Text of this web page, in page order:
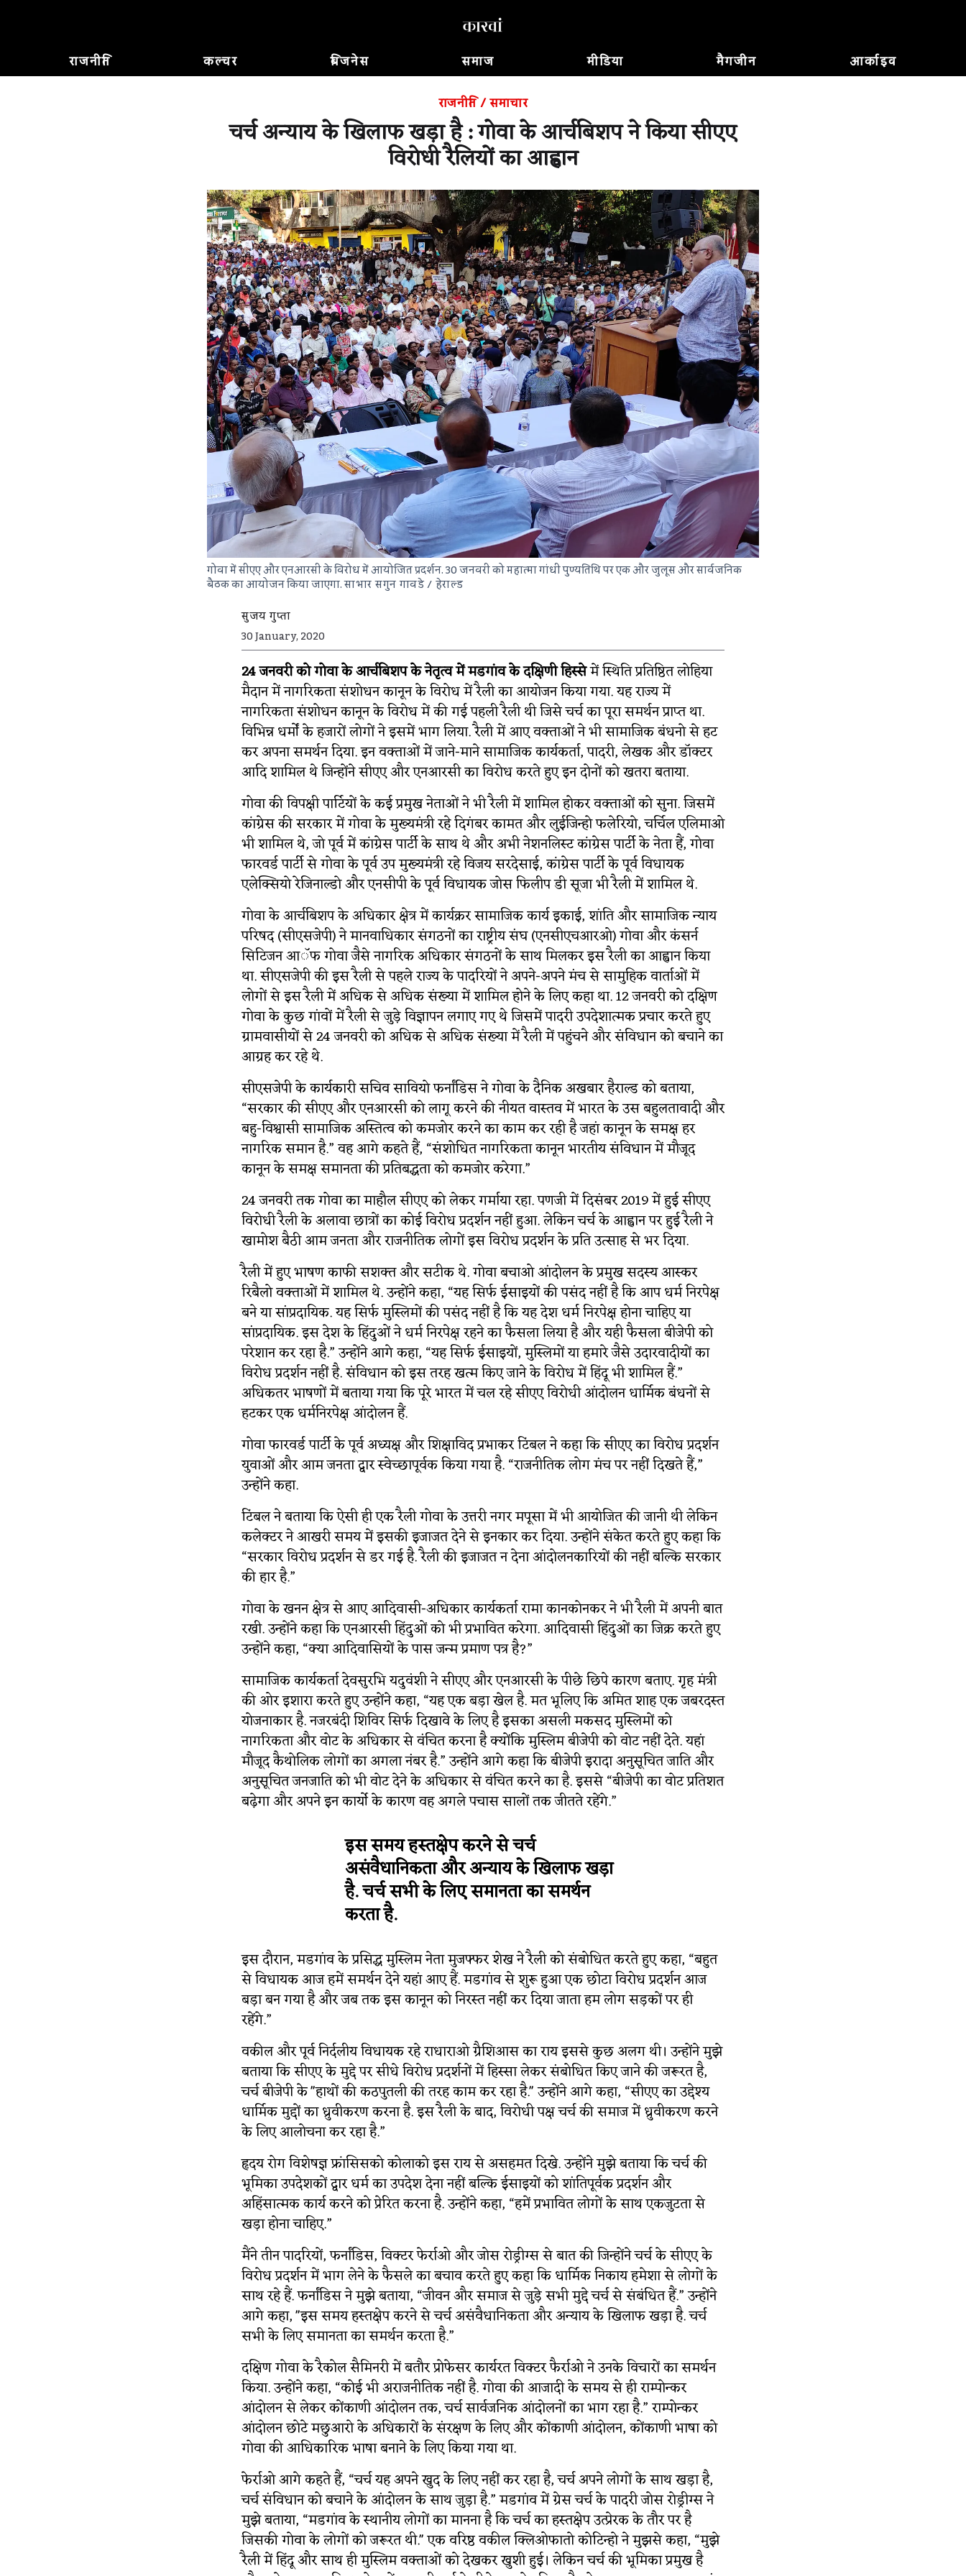
राजनीति कल्चर बिजनेस समाज मीडिया मैगजीन
आर्काइव
राजनीति/समाचार
चर्च अन्याय के खिलाफ खड़ा है : गोवा के आर्चबिशप ने किया सीएए
विरोधी रैलियों का आह्वान
गोवा में सीएए और एनआरसी के विरोध में आयोजित प्रदर्शन. 30 जनवरी को महात्मा गांधी पुण्यतिथि पर एक और जुलूस और सार्वजनिक
बैठक का आयोजन किया जाएगा.साभार सगुन गावडे / हेराल्ड
सुजय गुप्ता
30 January, 2020
24 जनवरी को गोवा के आर्चबिशप के नेतृत्व में मडगांव के दक्षिणी हिस्सेमें स्थिति प्रतिष्ठित लोहिया
मैदान में नागरिकता संशोधन कानून के विरोध में रैली का आयोजन किया गया. यह राज्य में
नागरिकता संशोधन कानून के विरोध में की गई पहली रैली थी जिसे चर्च का पूरा समर्थन प्राप्त था.
विभिन्न धर्मों के हजारों लोगों ने इसमें भाग लिया. रैली में आए वक्ताओं ने भी सामाजिक बंधनो से हट
कर अपना समर्थन दिया. इन वक्ताओं में जाने-माने सामाजिक कार्यकर्ता, पादरी, लेखक और डॉक्टर
आदि शामिल थे जिन्होंने सीएए और एनआरसी का विरोध करते हुए इन दोनों को खतरा बताया.
गोवा की विपक्षी पार्टियों के कई प्रमुख नेताओं ने भी रैली में शामिल होकर वक्ताओं को सुना. जिसमें
कांग्रेस की सरकार में गोवा के मुख्यमंत्री रहे दिगंबर कामत और लुईजिन्हो फलेरियो, चर्चिल एलिमाओ
भी शामिल थे, जो पूर्व में कांग्रेस पार्टी के साथ थे और अभी नेशनलिस्ट कांग्रेस पार्टी के नेता हैं, गोवा
फारवर्ड पार्टी से गोवा के पूर्व उप मुख्यमंत्री रहे विजय सरदेसाई, कांग्रेस पार्टी के पूर्व विधायक
एलेक्सियो रेजिनाल्डो और एनसीपी के पूर्व विधायक जोस फिलीप डी सूजा भी रैली में शामिल थे.
गोवा के आर्चबिशप के अधिकार क्षेत्र में कार्यक्रर सामाजिक कार्य इकाई, शांति और सामाजिक न्याय
परिषद (सीएसजेपी) ने मानवाधिकार संगठनों का राष्ट्रीय संघ (एनसीएचआरओ) गोवा और कंसर्न
सिटिजन आॅफ गोवा जैसे नागरिक अधिकार संगठनों के साथ मिलकर इस रैली का आह्वान किया
था. सीएसजेपी की इस रैली से पहले राज्य के पादरियों ने अपने-अपने मंच से सामुहिक वार्ताओं में
लोगों से इस रैली में अधिक से अधिक संख्या में शामिल होने के लिए कहा था. 12 जनवरी को दक्षिण
गोवा के कुछ गांवों में रैली से जुड़े विज्ञापन लगाए गए थे जिसमें पादरी उपदेशात्मक प्रचार करते हुए
ग्रामवासीयों से 24 जनवरी को अधिक से अधिक संख्या में रैली में पहुंचने और संविधान को बचाने का
आग्रह कर रहे थे.
सीएसजेपी के कार्यकारी सचिव सावियो फर्नांडिस ने गोवा के दैनिक अखबार हैराल्ड को बताया,
“सरकार की सीएए और एनआरसी को लागू करने की नीयत वास्तव में भारत के उस बहुलतावादी और
बहु-विश्वासी सामाजिक अस्तित्व को कमजोर करने का काम कर रही है जहां कानून के समक्ष हर
नागरिक समान है.” वह आगे कहते हैं, “संशोधित नागरिकता कानून भारतीय संविधान में मौजूद
कानून के समक्ष समानता की प्रतिबद्धता को कमजोर करेगा.”
24 जनवरी तक गोवा का माहौल सीएए को लेकर गर्माया रहा. पणजी में दिसंबर 2019 में हुई सीएए
विरोधी रैली के अलावा छात्रों का कोई विरोध प्रदर्शन नहीं हुआ. लेकिन चर्च के आह्वान पर हुई रैली ने
खामोश बैठी आम जनता और राजनीतिक लोगों इस विरोध प्रदर्शन के प्रति उत्साह से भर दिया.
रैली में हुए भाषण काफी सशक्त और सटीक थे. गोवा बचाओ आंदोलन के प्रमुख सदस्य आस्कर
रिबैलो वक्ताओं में शामिल थे. उन्होंने कहा, “यह सिर्फ ईसाइयों की पसंद नहीं है कि आप धर्म निरपेक्ष
बने या सांप्रदायिक. यह सिर्फ मुस्लिमों की पसंद नहीं है कि यह देश धर्म निरपेक्ष होना चाहिए या
सांप्रदायिक. इस देश के हिंदुओं ने धर्म निरपेक्ष रहने का फैसला लिया है और यही फैसला बीजेपी को
परेशान कर रहा है.” उन्होंने आगे कहा, “यह सिर्फ ईसाइयों, मुस्लिमों या हमारे जैसे उदारवादीयों का
विरोध प्रदर्शन नहीं है. संविधान को इस तरह खत्म किए जाने के विरोध में हिंदू भी शामिल हैं.”
अधिकतर भाषणों में बताया गया कि पूरे भारत में चल रहे सीएए विरोधी आंदोलन धार्मिक बंधनों से
हटकर एक धर्मनिरपेक्ष आंदोलन हैं.
गोवा फारवर्ड पार्टी के पूर्व अध्यक्ष और शिक्षाविद प्रभाकर टिंबल ने कहा कि सीएए का विरोध प्रदर्शन
युवाओं और आम जनता द्वार स्वेच्छापूर्वक किया गया है. “राजनीतिक लोग मंच पर नहीं दिखते हैं,”
उन्होंने कहा.
टिंबल ने बताया कि ऐसी ही एक रैली गोवा के उत्तरी नगर मपूसा में भी आयोजित की जानी थी लेकिन
कलेक्टर ने आखरी समय में इसकी इजाजत देने से इनकार कर दिया. उन्होंने संकेत करते हुए कहा कि
“सरकार विरोध प्रदर्शन से डर गई है. रैली की इजाजत न देना आंदोलनकारियों की नहीं बल्कि सरकार
की हार है.”
गोवा के खनन क्षेत्र से आए आदिवासी-अधिकार कार्यकर्ता रामा कानकोनकर ने भी रैली में अपनी बात
रखी. उन्होंने कहा कि एनआरसी हिंदुओं को भी प्रभावित करेगा. आदिवासी हिंदुओं का जिक्र करते हुए
उन्होंने कहा, “क्या आदिवासियों के पास जन्म प्रमाण पत्र है?”
सामाजिक कार्यकर्ता देवसुरभि यदुवंशी ने सीएए और एनआरसी के पीछे छिपे कारण बताए. गृह मंत्री
की ओर इशारा करते हुए उन्होंने कहा, “यह एक बड़ा खेल है. मत भूलिए कि अमित शाह एक जबरदस्त
योजनाकार है. नजरबंदी शिविर सिर्फ दिखावे के लिए है इसका असली मकसद मुस्लिमों को
नागरिकता और वोट के अधिकार से वंचित करना है क्योंकि मुस्लिम बीजेपी को वोट नहीं देते. यहां
मौजूद कैथोलिक लोगों का अगला नंबर है.” उन्होंने आगे कहा कि बीजेपी इरादा अनुसूचित जाति और
अनुसूचित जनजाति को भी वोट देने के अधिकार से वंचित करने का है. इससे “बीजेपी का वोट प्रतिशत
बढ़ेगा और अपने इन कार्यो के कारण वह अगले पचास सालों तक जीतते रहेंगे.”
इस समय हस्तक्षेप करने से चर्च
असंवैधानिकता और अन्याय के खिलाफ खड़ा
है. चर्च सभी के लिए समानता का समर्थन
करता है.
इस दौरान, मडगांव के प्रसिद्ध मुस्लिम नेता मुजफ्फर शेख ने रैली को संबोधित करते हुए कहा, “बहुत
से विधायक आज हमें समर्थन देने यहां आए हैं. मडगांव से शुरू हुआ एक छोटा विरोध प्रदर्शन आज
बड़ा बन गया है और जब तक इस कानून को निरस्त नहीं कर दिया जाता हम लोग सड़कों पर ही
रहेंगे.”
वकील और पूर्व निर्दलीय विधायक रहे राधाराओ ग्रैशिआस का राय इससे कुछ अलग थी। उन्होंने मुझे
बताया कि सीएए के मुद्दे पर सीधे विरोध प्रदर्शनों में हिस्सा लेकर संबोधित किए जाने की जरूरत है,
चर्च बीजेपी के ''हाथों की कठपुतली की तरह काम कर रहा है.'' उन्होंने आगे कहा, “सीएए का उद्देश्य
धार्मिक मुद्दों का ध्रुवीकरण करना है. इस रैली के बाद, विरोधी पक्ष चर्च की समाज में ध्रुवीकरण करने
के लिए आलोचना कर रहा है.”
हृदय रोग विशेषज्ञ फ्रांसिसको कोलाको इस राय से असहमत दिखे. उन्होंने मुझे बताया कि चर्च की
भूमिका उपदेशकों द्वार धर्म का उपदेश देना नहीं बल्कि ईसाइयों को शांतिपूर्वक प्रदर्शन और
अहिंसात्मक कार्य करने को प्रेरित करना है. उन्होंने कहा, “हमें प्रभावित लोगों के साथ एकजुटता से
खड़ा होना चाहिए.”
मैंने तीन पा​दरियों, फर्नांडिस, विक्टर फेर्राओ और जोस रोड्रीग्स से बात की जिन्होंने चर्च के सीएए के
विरोध प्रदर्शन में भाग लेने के फैसले का बचाव करते हुए कहा कि धार्मिक निकाय हमेशा से लोगों के
साथ रहे हैं. फर्नांडिस ने मुझे बताया, “जीवन और समाज से जुड़े सभी मुद्दे चर्च से संबंधित हैं.” उन्होंने
आगे कहा, ''इस समय हस्तक्षेप करने से चर्च असंवैधानिकता और अन्याय के खिलाफ खड़ा है. चर्च
सभी के लिए समानता का समर्थन करता है.”
दक्षिण गोवा के रैकोल सैमिनरी में बतौर प्रोफेसर कार्यरत विक्टर फैर्राओ ने उनके विचारों का समर्थन
किया. उन्होंने कहा, “कोई भी अराजनीतिक नहीं है. गोवा की आजादी के समय से ही राम्पोन्कर
आंदोलन से लेकर कोंकाणी आंदोलन तक, चर्च सार्वजनिक आंदोलनों का भाग रहा है.” राम्पोन्कर
आंदोलन छोटे मछुआरो के अधिकारों के संरक्षण के लिए और कोंकाणी आंदोलन, कोंकाणी भाषा को
गोवा की आधिकारिक भाषा बनाने के लिए किया गया था.
फेर्राओ आगे कहते हैं, “चर्च यह अपने खुद के लिए नहीं कर रहा है, चर्च अपने लोगों के साथ खड़ा है,
चर्च संविधान को बचाने के आंदोलन के साथ जुड़ा है.” मडगांव में ग्रेस चर्च के पादरी जोस रोड्रीग्स ने
मुझे बताया, “मडगांव के स्थानीय लोगों का मानना है कि चर्च का हस्तक्षेप उत्प्रेरक के तौर पर है
जिसकी गोवा के लोगों को जरूरत थी.'' एक वरिष्ठ वकील क्लिओफातो कोटिन्हो ने मुझसे कहा, “मुझे
रैली में हिंदू और साथ ही मुस्लिम वक्ताओं को देखकर खुशी हुई। लेकिन चर्च की भूमिका प्रमुख है